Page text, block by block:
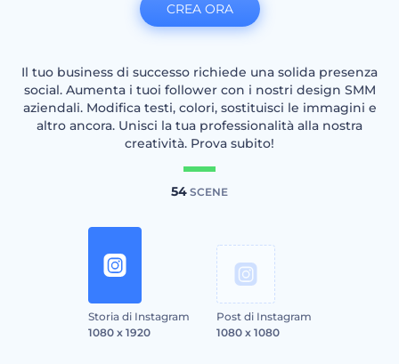
Il tuo business di successo richiede una solida presenza
social. Aumenta i tuoi follower con i nostri design SMM
aziendali. Modifica testi, colori, sostituisci le immagini e
altro ancora. Unisci la tua professionalità alla nostra
creatività. Prova subito!
54 SCENE
Storia di Instagram
1080 x 1920
Post di Instagram
1080 x 1080
CREA ORA